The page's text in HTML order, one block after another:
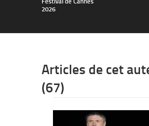
2026
Articles de cet
(67)